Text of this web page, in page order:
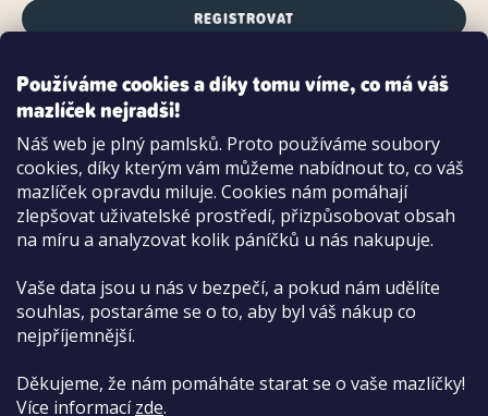
Používáme cookies a díky tomu víme, co má váš
mazlíček nejradši!
Náš web je plný pamlsků. Proto používáme soubory
cookies, díky kterým vám můžeme nabídnout to, co váš
mazlíček opravdu miluje. Cookies nám pomáhají
zlepšovat uživatelské prostředí, přizpůsobovat obsah
na míru a analyzovat kolik páníčků u nás nakupuje.
Vaše data jsou u nás v bezpečí, a pokud nám udělíte
souhlas, postaráme se o to, aby byl váš nákup co
nejpříjemnější.
Děkujeme, že nám pomáháte starat se o vaše mazlíčky!
Více informacízde.
REGISTROVAT
Možnosti platby:
Dobírkou
Hotově i kartou na pobočce